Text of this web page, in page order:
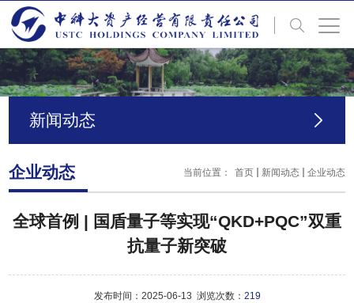
新闻动态
企业动态 当前位置： 首页 新闻动态 企业动态
全球首例 | 国盾量子等实现“QKD+PQC”双重
抗量子新突破
发布时间：2025-06-13 浏览次数： 219